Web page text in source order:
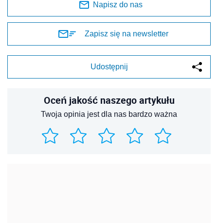
Napisz do nas
Zapisz się na newsletter
Udostępnij
Oceń jakość naszego artykułu
Twoja opinia jest dla nas bardzo ważna